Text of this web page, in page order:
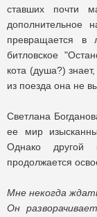
ставших почти
дополнительное
превращается в
битловское
кота (душа?)
из поезда она не
Светлана
ее мир
Однако другой
продолжается
Мне некогда
Он